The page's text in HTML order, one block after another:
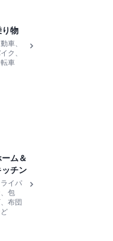
り物
車、
ク、
車
ム＆
ッチン
イパ
包
布団